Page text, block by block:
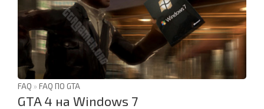
FAQ »FAQ ПО GTA
GTA 4 на Windows 7